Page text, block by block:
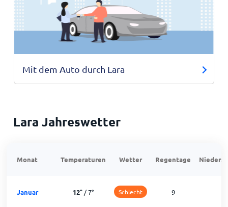
Mit dem Auto durch Lara
Lara Jahreswetter
Monat Temperaturen Wetter Regentage
Januar 12° /7° Schlecht 9